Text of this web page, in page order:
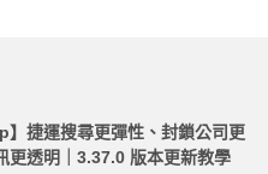
】捷運搜尋更彈性、封鎖公司更
更透明｜3.37.0 版本更新教學